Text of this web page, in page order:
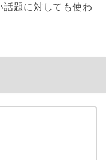
題に対しても使わ